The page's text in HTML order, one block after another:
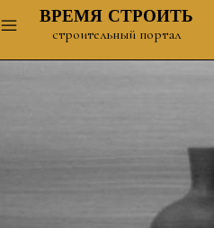
ВРЕМЯ СТРОИТЬ
строительный портал